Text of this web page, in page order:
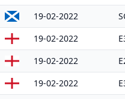
19-02-2022
19-02-2022
19-02-2022
19-02-2022